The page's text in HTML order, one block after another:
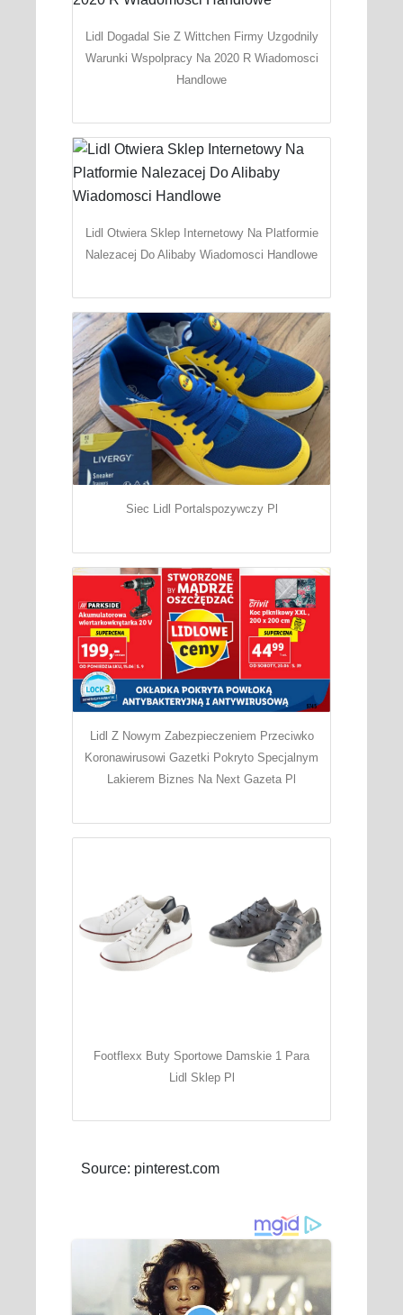
Lidl Dogadal Sie Z Wittchen Firmy Uzgodnily
Warunki Wspolpracy Na 2020 R Wiadomosci
Handlowe
Lidl Otwiera Sklep Internetowy Na Platformie
Nalezacej Do Alibaby Wiadomosci Handlowe
Siec Lidl Portalspozywczy Pl
Lidl Z Nowym Zabezpieczeniem Przeciwko
Koronawirusowi Gazetki Pokryto Specjalnym
Lakierem Biznes Na Next Gazeta Pl
Footflexx Buty Sportowe Damskie 1 Para
Lidl Sklep Pl
Source: pinterest.com